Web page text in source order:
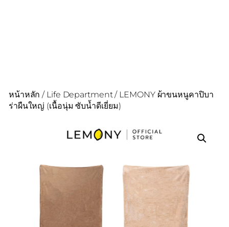
หน้าหลัก / Life Department/ LEMONY ผ้าขนหนูคาปิบา
ร่าผืนใหญ่ (เนื้อนุ่ม ซับน้ำดีเยี่ยม)